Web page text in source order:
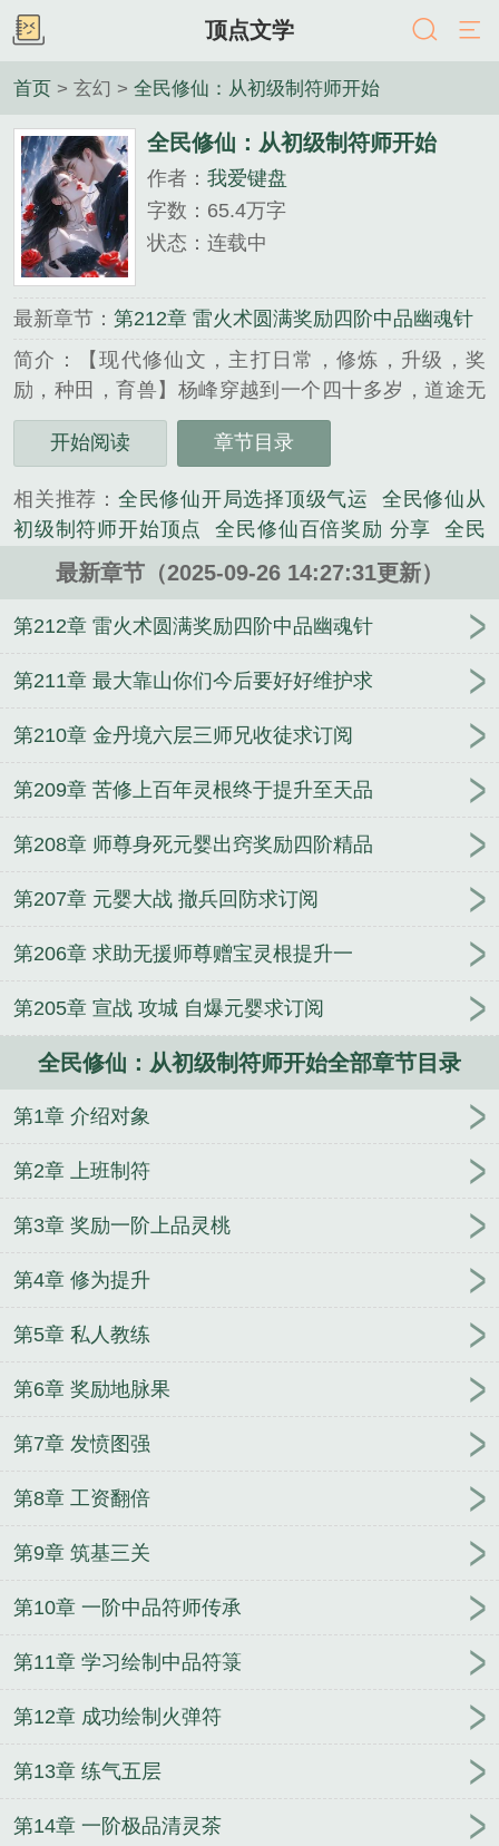
顶点文学
首页 > 玄幻 > 全民修仙：从初级制符师开始
全民修仙：从初级制符师开始
作者： 我爱键盘
字数：65.4万字
状态：连载中
最新章节： 第212章 雷火术圆满奖励四阶中品幽魂针
简介：【现代修仙文，主打日常，修炼，升级，奖
励，种田，育兽】杨峰穿越到一个四十多岁，道途无
望的青年身上。好在拥有一个神奇面板，只要他将修
为、法术、技艺提升到更高境界，便能获得各种天材
灵桃。】【修为突破至练气境后期，奖励筑基丹主药
金玉灵芝。】【三阶法术缩地成寸修至大成，奖励四
阶结婴灵物圣樱果。】别人需要下副本，闯秘境，冒
《全民修仙：从初级制符师开始》是我爱键盘精心创
开始阅读 章节目录
相关推荐： 全民修仙开局选择顶级气运
全民修仙从
初级制符师开始顶点
全民修仙百倍奖励 分享
全民
修仙从初级制符师开始
全民修炼
全民修仙从初级制
符师开始我爱键盘免费
全民修仙从初级制符师开始
免费阅读 全民修仙从初级制符师开始起点中文网
全
励
全民修仙百倍奖励 全民修仙百倍奖励(1-278)
全
民修仙开局人物选择 全民修仙从术法蜕变开始
全民
符师开始 我爱键盘 全民修真什么意思
全民修仙从
初级制符师开始作者我爱键盘
全民修仙从术法蜕变
开始 一瓢豆腐汤
全民修仙从初级符师开始笔趣阁
全民修真攻略
最新章节（2025-09-26 14:27:31更新）
第212章 雷火术圆满奖励四阶中品幽魂针
第211章 最大靠山你们今后要好好维护求
第210章 金丹境六层三师兄收徒求订阅
第209章 苦修上百年灵根终于提升至天品
第208章 师尊身死元婴出窍奖励四阶精品
第207章 元婴大战 撤兵回防求订阅
第206章 求助无援师尊赠宝灵根提升一
第205章 宣战 攻城 自爆元婴求订阅
全民修仙：从初级制符师开始全部章节目录
第1章 介绍对象
第2章 上班制符
第3章 奖励一阶上品灵桃
第4章 修为提升
第5章 私人教练
第6章 奖励地脉果
第7章 发愤图强
第8章 工资翻倍
第9章 筑基三关
第10章 一阶中品符师传承
第11章 学习绘制中品符箓
第12章 成功绘制火弹符
第13章 练气五层
第14章 一阶极品清灵茶